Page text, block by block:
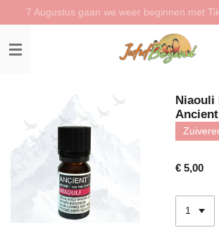
direct
naar
de
7 Augustus gaan we weer beginnen met
Niaouli
€ 5,00